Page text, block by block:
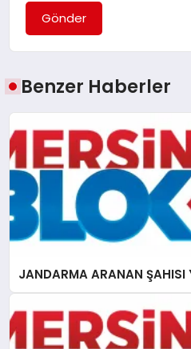
Gönder
Benzer Haberler
JANDARMA ARANAN ŞAHISI